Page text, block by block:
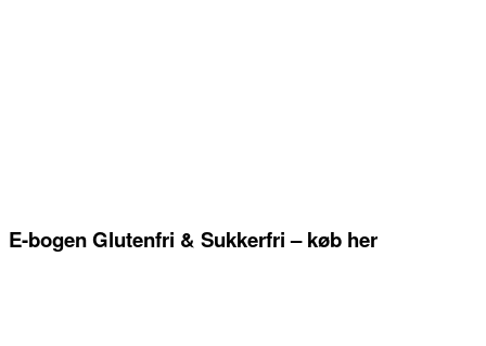
E-bogen Glutenfri & Sukkerfri – køb her